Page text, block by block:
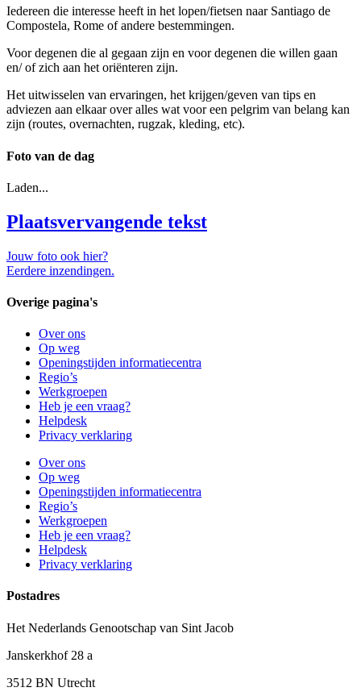
Iedereen die interesse heeft in het lopen/fietsen naar Santiago de
Compostela, Rome of andere bestemmingen.
Voor degenen die al gegaan zijn en voor degenen die willen gaan
en/ of zich aan het oriënteren zijn.
Het uitwisselen van ervaringen, het krijgen/geven van tips en
adviezen aan elkaar over alles wat voor een pelgrim van belang kan
zijn (routes, overnachten, rugzak, kleding, etc).
Foto van de dag
Laden...
Plaatsvervangende tekst
Jouw foto ook hier?
Eerdere inzendingen.
Overige pagina's
Over ons
Op weg
Openingstijden informatiecentra
Regio’s
Werkgroepen
Heb je een vraag?
Helpdesk
Privacy verklaring
Over ons
Op weg
Openingstijden informatiecentra
Regio’s
Werkgroepen
Heb je een vraag?
Helpdesk
Privacy verklaring
Postadres
Het Nederlands Genootschap van Sint Jacob
Janskerkhof 28 a
3512 BN Utrecht